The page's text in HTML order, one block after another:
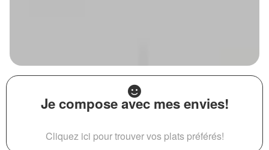
Je compose avec mes envies!
Cliquez ici pour trouver vos plats préférés!